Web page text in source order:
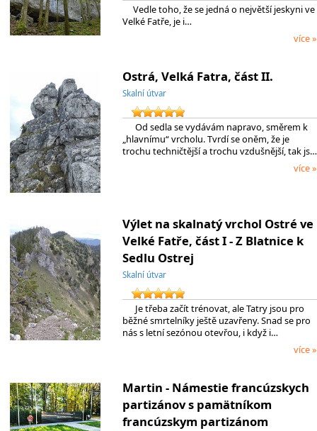
Vedle toho, že se jedná o největší jeskyni ve
Velké Fatře, je i…
více »
Ostrá, Velká Fatra, část II.
Skalní útvar
Od sedla se vydávám napravo, směrem k
„hlavnímu“ vrcholu. Tvrdí se oněm, že je
trochu techničtější a trochu vzdušnější, tak js…
více »
Výlet na skalnatý vrchol Ostré ve
Velké Fatře, část I - Z Blatnice k
Sedlu Ostrej
Skalní útvar
Je třeba začít trénovat, ale Tatry jsou pro
běžné smrtelníky ještě uzavřeny. Snad se pro
nás s letní sezónou otevřou, i když i…
více »
Martin - Námestie francúzskych
partizánov s pamätníkom
francúzskym partizánom